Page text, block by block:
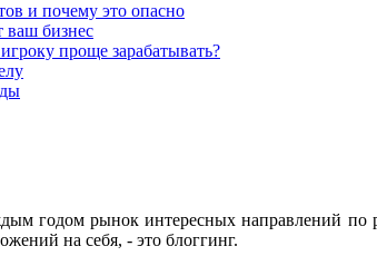
и почему это опасно
ваш бизнес
проще зарабатывать?
годом рынок интересных направлений по
на себя, - это блоггинг.